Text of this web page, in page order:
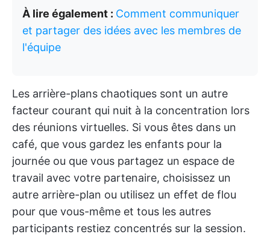
À lire également : Comment communiquer
et partager des idées avec les membres de
l'équipe
Les arrière-plans chaotiques sont un autre
facteur courant qui nuit à la concentration lors
des réunions virtuelles. Si vous êtes dans un
café, que vous gardez les enfants pour la
journée ou que vous partagez un espace de
travail avec votre partenaire, choisissez un
autre arrière-plan ou utilisez un effet de flou
pour que vous-même et tous les autres
participants restiez concentrés sur la session.